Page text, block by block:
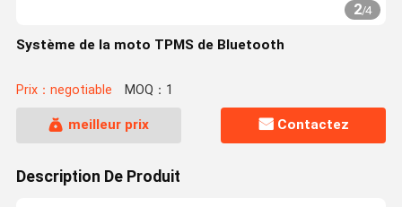
2/4
Système de la moto TPMS de Bluetooth
Prix：negotiable MOQ：1
meilleur prix Contactez
Description De Produit